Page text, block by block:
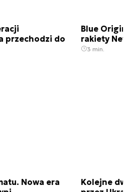
przechodzi do
Blue
rakiety
3 min.
Nowa era
Kolejne